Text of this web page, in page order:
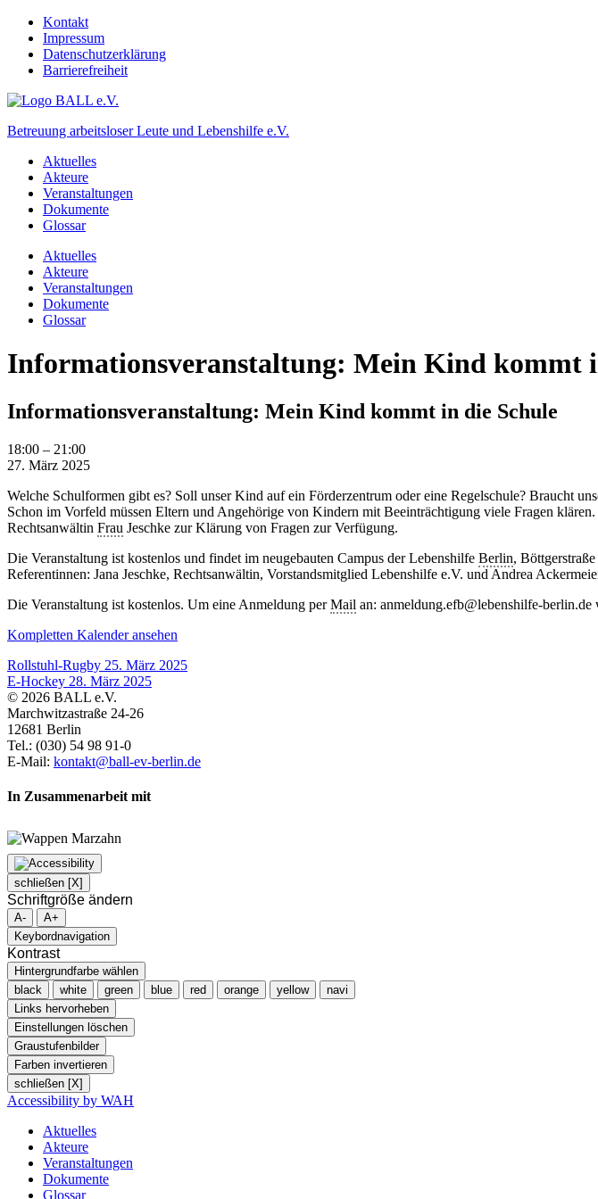
Kontakt
Impressum
Datenschutzerklärung
Barrierefreiheit
Betreuung arbeitsloser Leute und Lebenshilfe e.V.
Aktuelles
Akteure
Veranstaltungen
Dokumente
Glossar
Aktuelles
Akteure
Veranstaltungen
Dokumente
Glossar
Informationsveranstaltung: Mein Kind kommt
Informationsveranstaltung: Mein Kind kommt in die Schule
Informationsveranstaltung:
Mein
kommt
in
die
18:00 – 21:00
27. März 2025
Welche Schulformen gibt es? Soll unser Kind auf ein Förderzentrum oder eine Regelschule? Braucht
Schon im Vorfeld müssen Eltern und Angehörige von Kindern mit Beeinträchtigung viele Fragen
Rechtsanwältin Frau Jeschke zur Klärung von Fragen zur Verfügung.
Die Veranstaltung ist kostenlos und findet im neugebauten Campus der Lebenshilfe Berlin,
Referentinnen: Jana Jeschke, Rechtsanwältin, Vorstandsmitglied Lebenshilfe e.V. und Andrea
Die Veranstaltung ist kostenlos. Um eine Anmeldung perMail an: anmeldung.efb@lebenshilfe-berlin.de
Kompletten Kalender ansehen
Rollstuhl-Rugby 25. März 2025
E-Hockey 28. März 2025
© 2026 BALL e.V.
Marchwitzastraße 24-26
12681 Berlin
Tel.: (030) 54 98 91-0
E-Mail: kontakt@ball-ev-berlin.de
In Zusammenarbeit mit
schließen [X]
Schriftgröße ändern
A-
A+
Keybordnavigation
Kontrast
Hintergrundfarbe wählen
black
white green blue red orange yellow
navi
Links hervorheben
Einstellungen löschen
Graustufenbilder
Farben invertieren
schließen [X]
Accessibility by WAH
Aktuelles
Akteure
Veranstaltungen
Dokumente
Glossar